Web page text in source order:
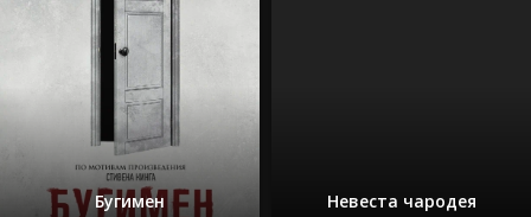
Бугимен Невеста чародея